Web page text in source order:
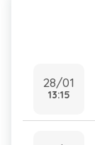
28/01
13:15